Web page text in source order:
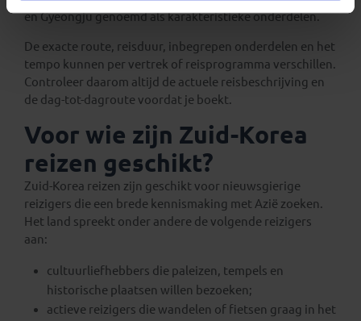
en Gyeongju genoemd als karakteristieke onderdelen.
De exacte route, reisduur, inbegrepen onderdelen en het
tempo kunnen per vertrek of reisprogramma verschillen.
Controleer daarom altijd de actuele reisbeschrijving en
de dag-tot-dagroute voordat je boekt.
Voor wie zijn Zuid-Korea
reizen geschikt?
Zuid-Korea reizen zijn geschikt voor nieuwsgierige
reizigers die een brede kennismaking met Azië zoeken.
Het land spreekt onder andere de volgende reizigers
aan:
cultuurliefhebbers die paleizen, tempels en
historische plaatsen willen bezoeken;
actieve reizigers die wandelen of fietsen graag in het